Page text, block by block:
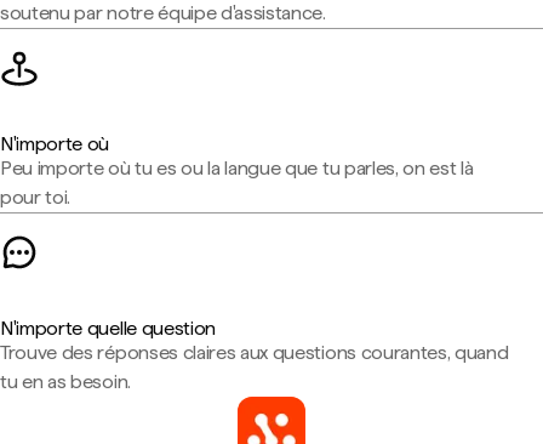
soutenu par notre équipe d'assistance.
N'importe où
Peu importe où tu es ou la langue que tu parles, on est là
pour toi.
N'importe quelle question
Trouve des réponses claires aux questions courantes, quand
tu en as besoin.